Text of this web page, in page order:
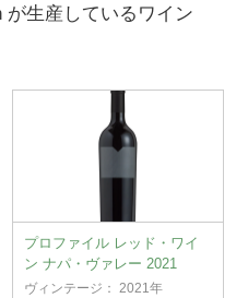
が生産しているワイン
プロファイル レッド・ワイ
ン ナパ・ヴァレー 2021
ヴィンテージ：2021年